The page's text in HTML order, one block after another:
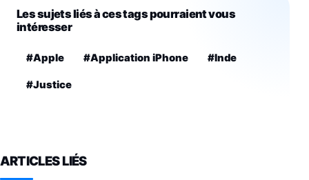
Les sujets liés à ces tags pourraient vous
intéresser
#Apple #Application iPhone #Inde
#Justice
ARTICLES LIÉS